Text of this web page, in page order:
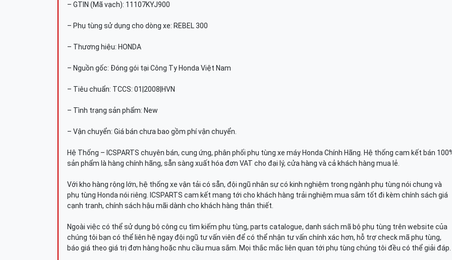
– GTIN (Mã vạch): 11107KYJ900
– Phụ tùng sử dụng cho dòng xe: REBEL 300
– Thương hiệu: HONDA
– Nguồn gốc: Đóng gói tại Công Ty Honda Việt Nam
– Tiêu chuẩn: TCCS: 01|2008|HVN
– Tình trạng sản phẩm: New
– Vận chuyển: Giá bán chưa bao gồm phí vận chuyển.
Hệ Thống – ICSPARTS chuyên bán, cung ứng, phân phối phụ tùng xe máy Honda Chính Hãng. Hệ thống cam kết bán
sản phẩm là hàng chính hãng, sẵn sàng xuất hóa đơn VAT cho đại lý, cửa hàng và cả khách hàng mua lẻ.
Với kho hàng rộng lớn, hệ thống xe vận tải có sẵn, đội ngũ nhân sự có kinh nghiệm trong ngành phụ tùng nói chung và
phụ tùng Honda nói riêng. ICSPARTS cam kết mang tới cho khách hàng trải nghiệm mua sắm tốt đi kèm chính sách giá
cạnh tranh, chính sách hậu mãi dành cho khách hàng thân thiết.
Ngoài việc có thể sử dụng bộ công cụ tìm kiếm phụ tùng, parts catalogue, danh sách mã bộ phụ tùng trên website của
chúng tôi bạn có thể liên hệ ngay đội ngũ tư vấn viên để có thể nhận tư vấn chính xác hơn, hỗ trợ check mã phụ tùng,
báo giá theo giá trị đơn hàng hoặc nhu cầu mua sắm. Mọi thắc mắc liên quan tới phụ tùng chúng tôi đều có thể giải đáp.